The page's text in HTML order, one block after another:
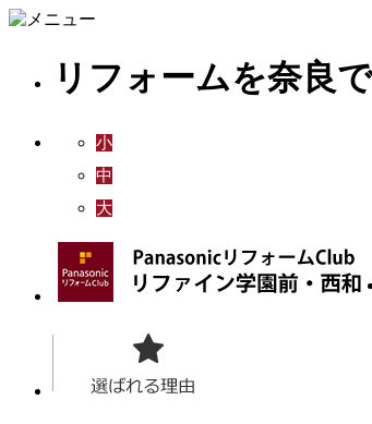
リフォームを奈良
小
中
大